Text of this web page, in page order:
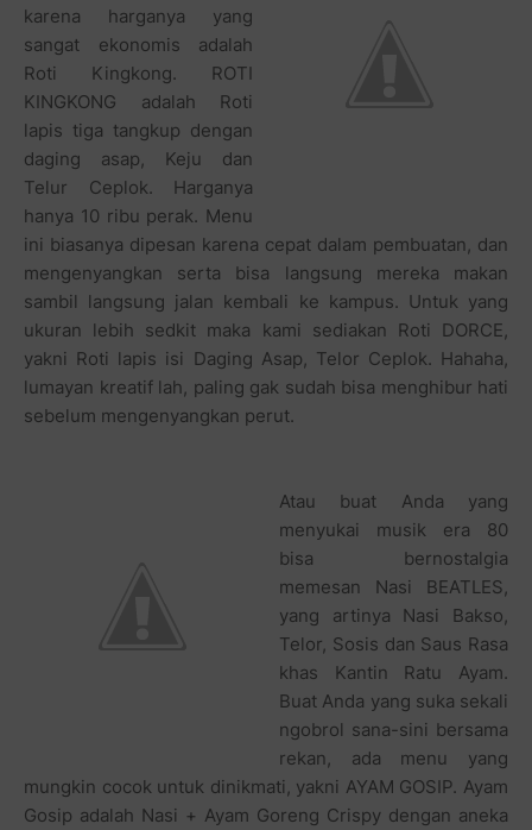
karena harganya yang
sangat ekonomis adalah
Roti Kingkong. ROTI
KINGKONG adalah Roti
lapis tiga tangkup dengan
daging asap, Keju dan
Telur Ceplok. Harganya
hanya 10 ribu perak. Menu
ini biasanya dipesan karena cepat dalam pembuatan, dan
mengenyangkan serta bisa langsung mereka makan
sambil langsung jalan kembali ke kampus. Untuk yang
ukuran lebih sedkit maka kami sediakan Roti DORCE,
yakni Roti lapis isi Daging Asap, Telor Ceplok. Hahaha,
lumayan kreatif lah, paling gak sudah bisa menghibur hati
sebelum mengenyangkan perut.
Atau buat Anda yang
menyukai musik era 80
bisa bernostalgia
memesan Nasi BEATLES,
yang artinya Nasi Bakso,
Telor, Sosis dan Saus Rasa
khas Kantin Ratu Ayam.
Buat Anda yang suka sekali
ngobrol sana-sini bersama
rekan, ada menu yang
mungkin cocok untuk dinikmati, yakni AYAM GOSIP. Ayam
Gosip adalah Nasi + Ayam Goreng Crispy dengan aneka